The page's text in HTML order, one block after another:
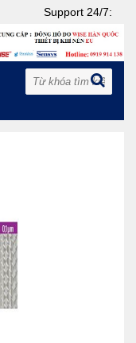
Support 24/7: